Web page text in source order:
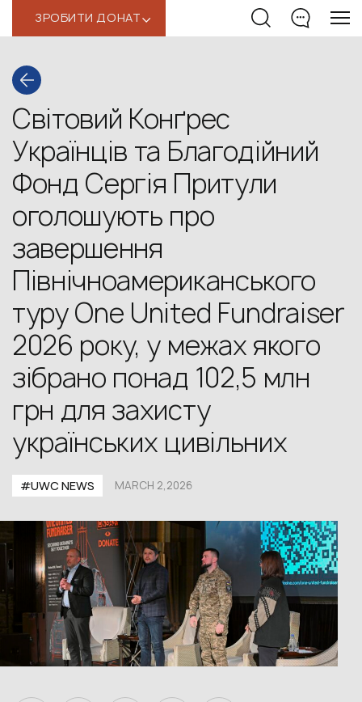
ЗРОБИТИ ДОНАТ‹
Світовий Конґрес
Українців та Благодійний
Фонд Сергія Притули
оголошують про
завершення
Північноамериканського
туру One United Fundraiser
2026 року, у межах якого
зібрано понад 102,5 млн
грн для захисту
українських цивільних
#UWС NEWS MARCH 2,2026